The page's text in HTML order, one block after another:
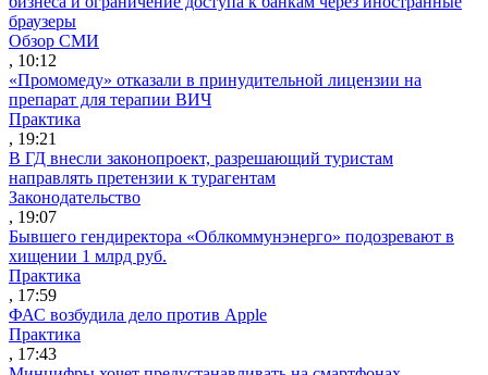
браузеры
Обзор СМИ
, 10:12
«Промомеду» отказали в принудительной лицензии на
препарат для терапии ВИЧ
Практика
, 19:21
В ГД внесли законопроект, разрешающий туристам
направлять претензии к турагентам
Законодательство
, 19:07
Бывшего гендиректора «Облкоммунэнерго» подозревают в
хищении 1 млрд руб.
Практика
, 17:59
ФАС возбудила дело против Apple
Практика
, 17:43